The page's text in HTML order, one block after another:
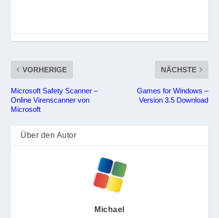
VORHERIGE
Microsoft Safety Scanner –
Online Virenscanner von
Microsoft
NÄCHSTE
Games for Windows –
Version 3.5 Download
Über den Autor
Michael